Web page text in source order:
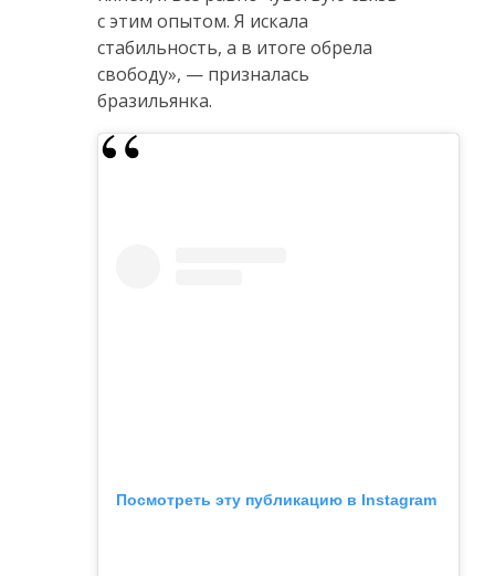
с этим опытом. Я искала
стабильность, а в итоге обрела
свободу», — призналась
бразильянка.
Посмотреть эту публикацию в Instagram